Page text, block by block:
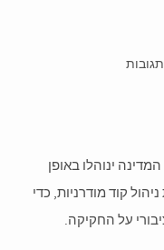
ינוהלו באופן
קוד מודרניות, כדי
על החקיקה.